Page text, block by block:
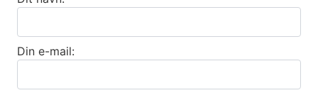
Din e-mail: